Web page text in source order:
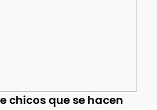
chicos que se hacen